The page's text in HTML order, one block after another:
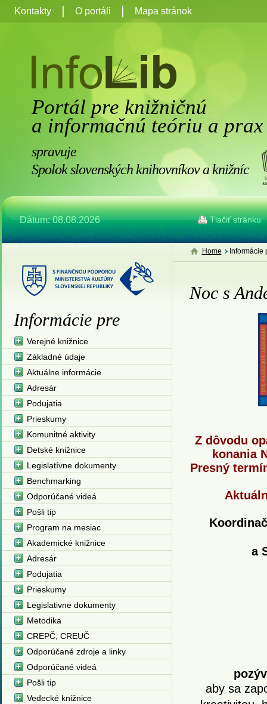
Portál pre knižničnú
a informačnú teóriu a prax
spravuje
Spolok slovenských knihovníkov a knižníc
Dátum: 08.08.2026 Tlačiť stránku
Kontakty O portáli Mapa stránok
Home Informácie
Noc s
Z dôvodu
konania
Presný
a
aby sa
Informácie pre
Verejné knižnice
Základné údaje
Aktuálne informácie
Adresár
Podujatia
Prieskumy
Komunitné aktivity
Detské knižnice
Legislatívne dokumenty
Benchmarking
Odporúčané videá
Pošli tip
Program na mesiac
Akademické knižnice
Adresár
Podujatia
Prieskumy
Legislativne dokumenty
Metodika
CREPČ, CREUČ
Odporúčané zdroje a linky
Odporúčané videá
Pošli tip
Vedecké knižnice